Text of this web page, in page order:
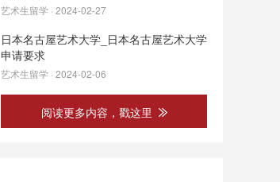
艺术生留学 · 2024-02-27
日本名古屋艺术大学_日本名古屋艺术大学
申请要求
艺术生留学 · 2024-02-06
阅读更多内容，戳这里